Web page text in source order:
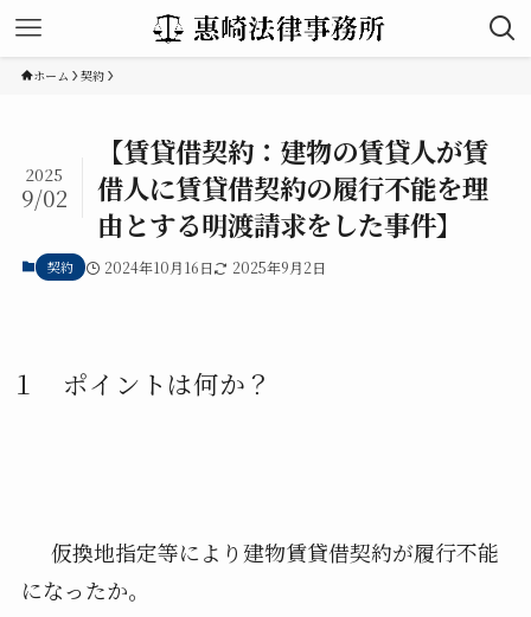
ホーム 契約
【賃貸借契約：建物の賃貸人が賃
借人に賃貸借契約の履行不能を理
由とする明渡請求をした事件】
2025
9/02
契約 2024年10月16日 2025年9月2日
１ ポイントは何か？
仮換地指定等により建物賃貸借契約が履行不能
になったか。